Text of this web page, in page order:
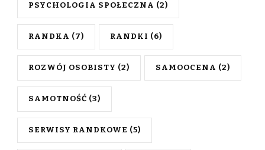
PSYCHOLOGIA SPOŁECZNA (2)
RANDKA (7) RANDKI (6)
ROZWÓJ OSOBISTY (2) SAMOOCENA (2)
SAMOTNOŚĆ (3)
SERWISY RANDKOWE (5)